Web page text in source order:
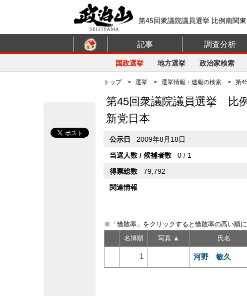
第45回衆議院議員選挙 比例南関
記事 調査分析
国政選挙 地方選挙 政治家検索
トップ> 選挙 > 選挙情報・速報の検索 > 第
第45回衆議院議員選挙 比
新党日本
公示日 2009年8月18日
当選人数 / 候補者数
0 / 1
得票総数
79,792
関連情報
※「惜敗率」をクリックすると惜敗率の高い順に
名簿順
写真 ▲ 氏名
1 河野 敏久